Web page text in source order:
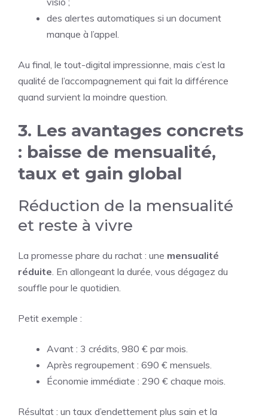
des alertes automatiques si un document
manque à l’appel.
Au final, le tout-digital impressionne, mais c’est la
qualité de l’accompagnement qui fait la différence
quand survient la moindre question.
3. Les avantages concrets
: baisse de mensualité,
taux et gain global
Réduction de la mensualité
et reste à vivre
La promesse phare du rachat : une mensualité
réduite. En allongeant la durée, vous dégagez du
souffle pour le quotidien.
Petit exemple :
Avant : 3 crédits, 980 € par mois.
Après regroupement : 690 € mensuels.
Économie immédiate : 290 € chaque mois.
Résultat : un taux d’endettement plus sain et la